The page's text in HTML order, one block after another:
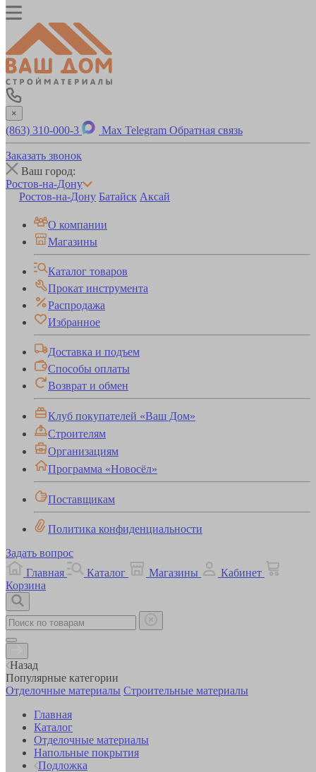
×
(863) 310-000-3 Max Telegram Обратная связь
Заказать звонок
Ваш город:
Ростов-на-Дону
Ростов-на-Дону Батайск Аксай
О компании
Магазины
Каталог товаров
Прокат инструмента
Распродажа
Избранное
Доставка и подъем
Способы оплаты
Возврат и обмен
Клуб покупателей «Ваш Дом»
Строителям
Организациям
Программа «Новосёл»
Поставщикам
Политика конфиденциальности
Задать вопрос
Главная
Каталог Магазины
Кабинет
Корзина
Назад
Популярные категории
Отделочные материалы Строительные материалы
Главная
Каталог
Отделочные материалы
Напольные покрытия
Подложка